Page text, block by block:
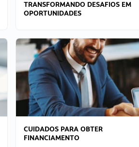
TRANSFORMANDO DESAFIOS EM
OPORTUNIDADES
CUIDADOS PARA OBTER
FINANCIAMENTO